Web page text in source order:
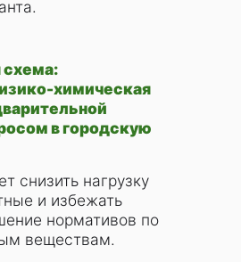
схема:
химическая
в городскую
снизить нагрузку
и избежать
нормативов по
веществам.